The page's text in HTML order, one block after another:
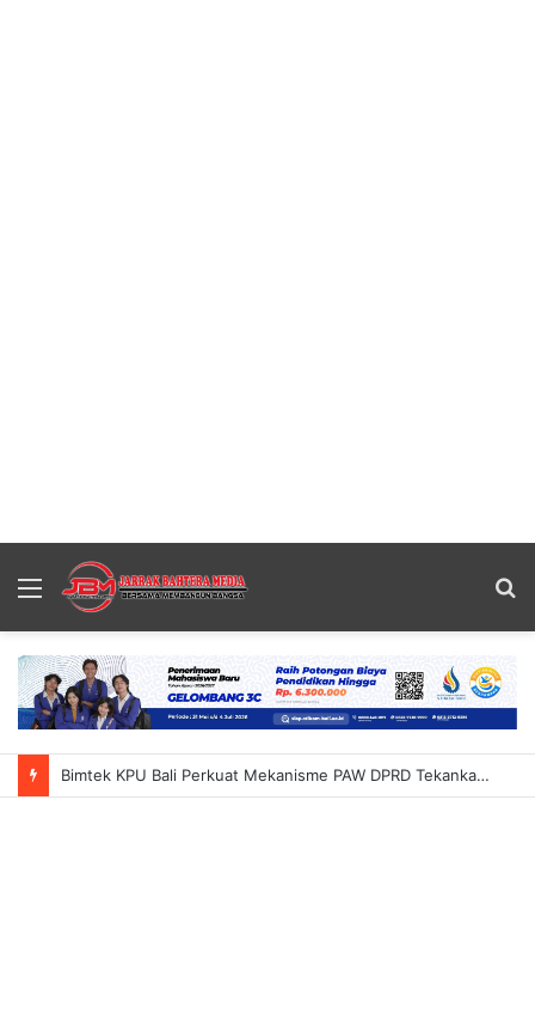
Menu
Bimtek KPU Bali Perkuat Mekanisme PAW DPRD Tekankan Ketelitian Dan Kepastian Hukum